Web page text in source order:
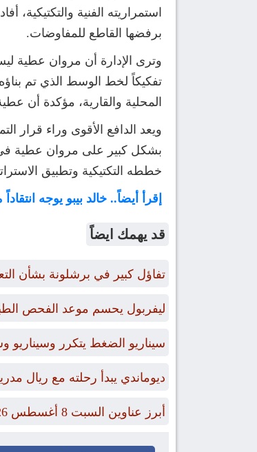
استمراريته الفنية
برفضها القاطع للمفاوضات.
وترى الإدارة أن مروان عطية
تفكيكاً لخط الوسط الذي تم
المحلية والقارية، مؤكدة أن
ويعد الدافع الأقوى وراء قرار
بشكل كبير على مروان عطية في
خططه التكتيكية وتطبيق
إقرأ أيضاً.. خالد بيبو يوجه
قد يهمك ايضاً
تفاؤل كبير في برشلونة بشأن
ليفربول يحسم موعد الفحص
سيناريو الضغط يتكرر وسيناريو
ديوماندي يبدأ رحلته مع ريال
أبرز عناوين السبت 8 أغسطس 2026